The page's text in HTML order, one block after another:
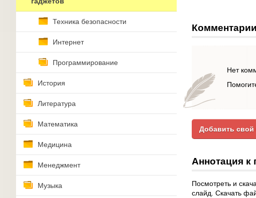
Техника безопасности
Интернет
Программирование
История
Литература
Математика
Медицина
Менеджмент
Музыка
Комментарии
Нет
Добавить свой
Аннотация к
Посмотреть и
слайд. Скачать